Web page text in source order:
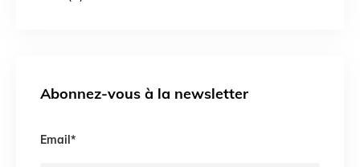
Abonnez-vous à la newsletter
Email*